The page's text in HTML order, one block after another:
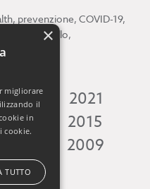
, prevenzione, COVID-19,
cervello,
2022
2021
2016
2015
2009
×
migliorare
il
in
cookie.
TUTTO